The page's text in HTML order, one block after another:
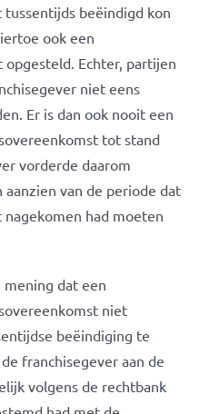
beëindigd kon
ook een
Echter, partijen
niet eens
Er is dan ook nooit een
tot stand
vorderde daarom
van de periode dat
had moeten
mening dat een
niet
beëindiging te
franchisegever aan de
volgens de rechtbank